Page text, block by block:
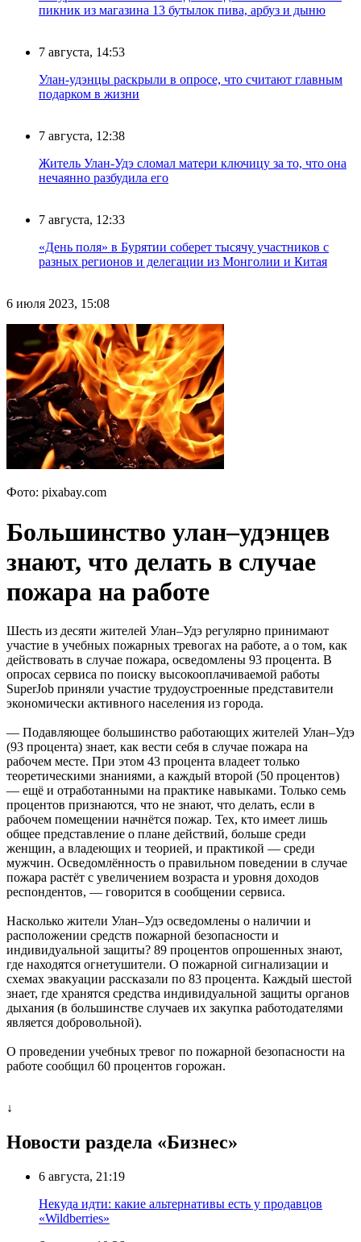
пикник из магазина 13 бутылок пива, арбуз и дыню
7 августа, 14:53
Улан-удэнцы раскрыли в опросе, что считают главным
подарком в жизни
7 августа, 12:38
Житель Улан-Удэ сломал матери ключицу за то, что она
нечаянно разбудила его
7 августа, 12:33
«День поля» в Бурятии соберет тысячу участников с
разных регионов и делегации из Монголии и Китая
6 июля 2023, 15:08
Фото: pixabay.com
Большинство улан–удэнцев
знают, что делать в случае
пожара на работе
Шесть из десяти жителей Улан–Удэ регулярно принимают
участие в учебных пожарных тревогах на работе, а о том, как
действовать в случае пожара, осведомлены 93 процента. В
опросах сервиса по поиску высокооплачиваемой работы
SuperJob приняли участие трудоустроенные представители
экономически активного населения из города.
— Подавляющее большинство работающих жителей Улан–Удэ
(93 процента) знает, как вести себя в случае пожара на
рабочем месте. При этом 43 процента владеет только
теоретическими знаниями, а каждый второй (50 процентов)
— ещё и отработанными на практике навыками. Только семь
процентов признаются, что не знают, что делать, если в
рабочем помещении начнётся пожар. Тех, кто имеет лишь
общее представление о плане действий, больше среди
женщин, а владеющих и теорией, и практикой — среди
мужчин. Осведомлённость о правильном поведении в случае
пожара растёт с увеличением возраста и уровня доходов
респондентов, — говорится в сообщении сервиса.
Насколько жители Улан–Удэ осведомлены о наличии и
расположении средств пожарной безопасности и
индивидуальной защиты? 89 процентов опрошенных знают,
где находятся огнетушители. О пожарной сигнализации и
схемах эвакуации рассказали по 83 процента. Каждый шестой
знает, где хранятся средства индивидуальной защиты органов
дыхания (в большинстве случаев их закупка работодателями
является добровольной).
О проведении учебных тревог по пожарной безопасности на
работе сообщил 60 процентов горожан.
↓
Новости раздела «Бизнес»
6 августа, 21:19
Некуда идти: какие альтернативы есть у продавцов
«Wildberries»